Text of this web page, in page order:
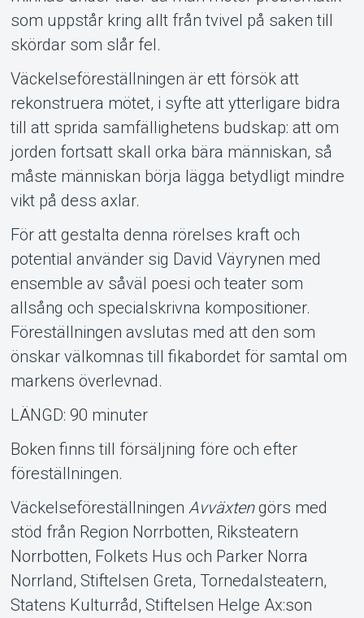
som uppstår kring allt från tvivel på saken till
skördar som slår fel.
Väckelseföreställningen är ett försök att
rekonstruera mötet, i syfte att ytterligare bidra
till att sprida samfällighetens budskap: att om
jorden fortsatt skall orka bära människan, så
måste människan börja lägga betydligt mindre
vikt på dess axlar.
För att gestalta denna rörelses kraft och
potential använder sig David Väyrynen med
ensemble av såväl poesi och teater som
allsång och specialskrivna kompositioner.
Föreställningen avslutas med att den som
önskar välkomnas till fikabordet för samtal om
markens överlevnad.
LÄNGD: 90 minuter
Boken finns till försäljning före och efter
föreställningen.
Väckelseföreställningen Avväxtengörs med
stöd från Region Norrbotten, Riksteatern
Norrbotten, Folkets Hus och Parker Norra
Norrland, Stiftelsen Greta, Tornedalsteatern,
Statens Kulturråd, Stiftelsen Helge Ax:son